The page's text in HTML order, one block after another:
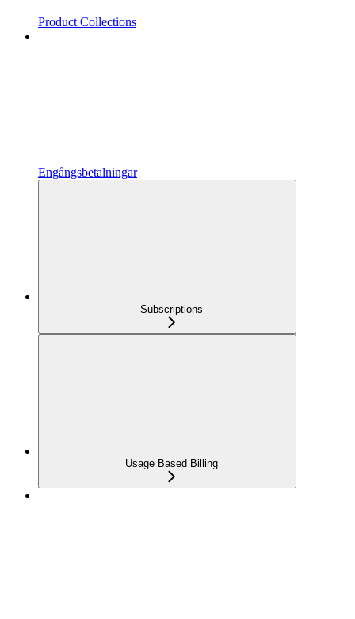
Product Collections
Engångsbetalningar
Subscriptions
Usage Based Billing